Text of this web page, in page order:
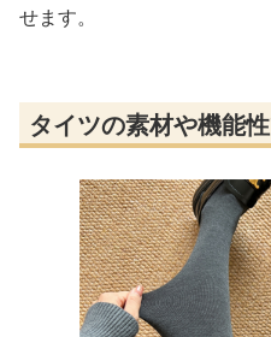
せます。
タイツの素材や機能